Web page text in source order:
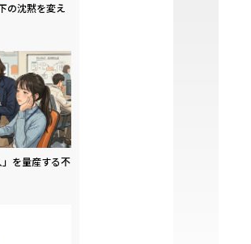
の沈黙を変え
を量産する不